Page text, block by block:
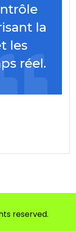
la
les
réel.
reserved.